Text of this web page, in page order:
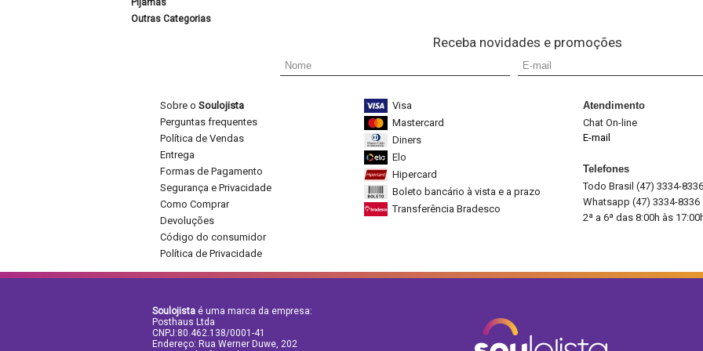
Pijamas
Outras Categorias
Receba novidades e promoções
Sobre o Soulojista
Perguntas frequentes
Política de Vendas
Entrega
Formas de Pagamento
Segurança e Privacidade
Como Comprar
Devoluções
Código do consumidor
Política de Privacidade
Visa
Mastercard
Diners
Elo
Hipercard
Boleto bancário à vista e a prazo
Transferência Bradesco
Atendimento
Chat On-line
E-mail
Telefones
Todo Brasil (47) 3334-8336
Whatsapp (47) 3334-8336
2ª a 6ª das 8:00h às
Soulojista é uma marca da empresa:
Posthaus Ltda
CNPJ:80.462.138/0001-41
Endereço: Rua Werner Duwe, 202